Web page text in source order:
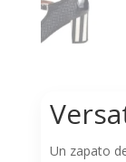
Un zapato